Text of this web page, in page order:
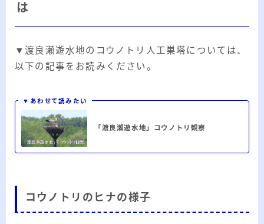
プロフィール
20代のブロガーです。IT・インターネット関連
や生活関連、趣味の1つである観賞魚などの記事
は
▼渡良瀬遊水地のコウノトリ人工巣塔については、
以下の記事をお読みください。
▼あわせて読みたい
「渡良瀬遊水地」コウノトリ観察
コウノトリのヒナの様子